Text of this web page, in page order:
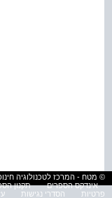
© מטח - המרכז לטכנולוגיה
אינדקס הספרים
תקנון
פרטיות
הסדרי נגישות